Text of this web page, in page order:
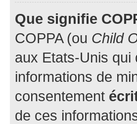
Que signifie
COPPA (ou Child
aux Etats-Unis qui
informations de
consentement
de ces